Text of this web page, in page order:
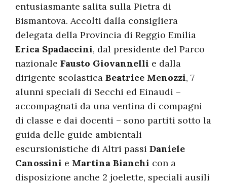
entusiasmante salita sulla Pietra di
Bismantova. Accolti dalla consigliera
delegata della Provincia di Reggio Emilia
Erica Spadaccini, dal presidente del Parco
nazionale Fausto Giovannelli e dalla
dirigente scolastica Beatrice Menozzi, 7
alunni speciali di Secchi ed Einaudi –
accompagnati da una ventina di compagni
di classe e dai docenti – sono partiti sotto la
guida delle guide ambientali
escursionistiche di Altri passi Daniele
Canossini e Martina Bianchi con a
disposizione anche 2 joelette, speciali ausili